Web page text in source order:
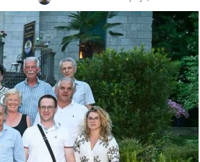
i kontakt